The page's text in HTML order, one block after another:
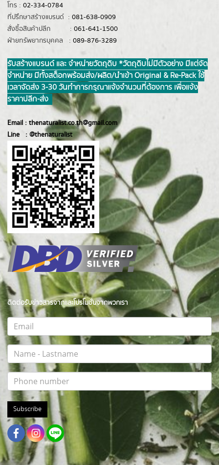
โทร : 02-334-0784
ที่ปรึกษาสร้างแบรนด์ : 081-638-0909
สั่งซื้อสินค้าปลีก : 061-641-1500
ฝ่ายทรัพยากรบุคคล : 089-876-3289
รับสร้างแบรนด์ และ จำหน่ายวัตถุดิบ *วัตถุดิบไม่มีตัวอย่าง มีแต่จัด
จำหน่าย มีทั้งสต็อกพร้อมส่ง/ผลิต/นำเข้า Original & Re-Pack ใช้
เวลาจัดส่ง 3-30 วันทำการ กรุณาแจ้งจำนวนที่ต้องการ เพื่อแจ้ง
ราคาปลีก-ส่ง
Email : thenaturalist.co.th@gmail.com
Line : @thenaturalist
ติดต่อรับข่าวสารจากและโปรโมชั่นจากพวกเรา
Subscribe